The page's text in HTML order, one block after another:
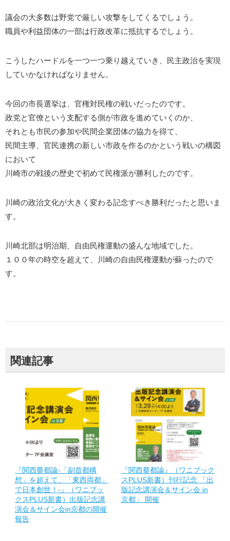
議会の大多数は野党で厳しい攻撃をしてくるでしょう。
職員や利益団体の一部は行政改革に抵抗するでしょう。
こうしたハードルを一つ一つ乗り越えていき、民主政治を実現
していかなければなりません。
今回の市長選挙は、官権対民権の戦いだったのです。
政党と官僚という支配する側が市政を進めていくのか、
それとも市民の参加や民間企業団体の協力を得て、
民間主導、官民連携の新しい市政を作るのかという戦いの構図
において
川崎市の戦後の歴史で初めて民権派が勝利したのです。
川崎の政治文化が大きく変わる記念すべき勝利だったと思いま
す。
川崎北部は明治期、自由民権運動の盛んな地域でした。
１００年の時空を超えて、川崎の自由民権運動が蘇ったので
す。
関連記事
『関西奠都論-「副首都構
想」を超えて、「東西両都」
で日本創世！-』（ワニブッ
クスPLUS新書）出版記念講
演会＆サイン会in京都の開催
報告
『関西奠都論』（ワニブック
スPLUS新書）刊行記念 「出
版記念講演会＆サイン会 in
京都」 開催